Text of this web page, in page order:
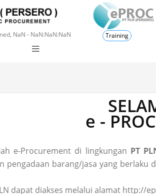
NaN - NaN:NaN:NaN Training
e -
e-Procurement di lingkungan PT
pengadaan barang/jasa yang berlaku
dapat diakses melalui alamat http://